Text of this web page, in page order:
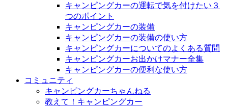
キャンピングカーの運転で気を付けたい３
つのポイント
キャンピングカーの装備
キャンピングカーの装備の使い方
キャンピングカーについてのよくある質問
キャンピングカーお出かけマナー全集
キャンピングカーの便利な使い方
コミュニティ
キャンピングカーちゃんねる
教えて！キャンピングカー